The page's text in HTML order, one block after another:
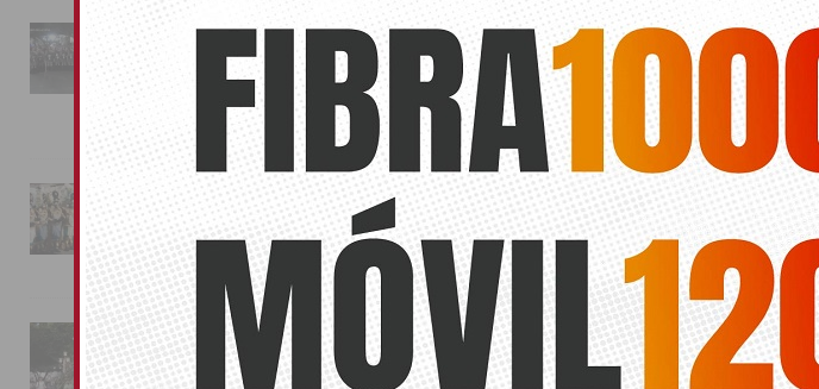
A dos meses de San Juan el barrio Molinos del
dulce’
La Entrada Cristiana llena de
esplendor las calles de
Almoradí en una multitudinaria
jornada festera
02/08/2026
La magia de la Entrada Mora
conquista las calles de
Almoradí
01/08/2026
La fiesta se adueña de
Almoradí con la presentación
de los cargos festeros y la